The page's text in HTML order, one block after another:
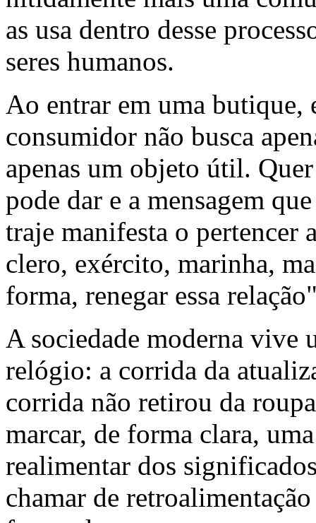
as usa dentro desse
seres humanos.
Ao entrar em uma butique,
consumidor não busca
apenas um objeto útil.
pode dar e a mensagem
traje manifesta o pertencer
clero, exército, marinha,
forma, renegar essa
A sociedade moderna vive
relógio: a corrida da
corrida não retirou da
marcar, de forma clara,
realimentar dos
chamar de